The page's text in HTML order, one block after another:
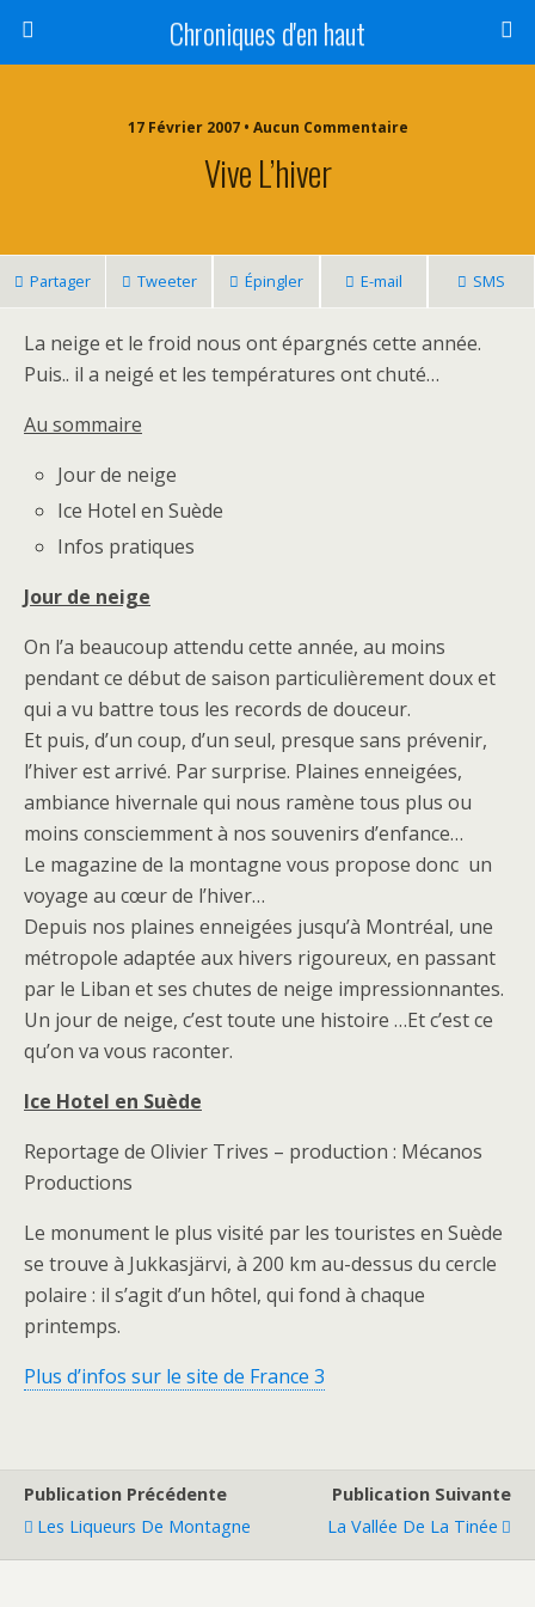
Chroniques d'en haut
17 Février 2007 • Aucun Commentaire
Vive L’hiver
Partager Tweeter Épingler E-mail SMS
La neige et le froid nous ont épargnés cette année.
Puis.. il a neigé et les températures ont chuté…
Au sommaire
Jour de neige
Ice Hotel en Suède
Infos pratiques
Jour de neige
On l’a beaucoup attendu cette année, au moins
pendant ce début de saison particulièrement doux et
qui a vu battre tous les records de douceur.
Et puis, d’un coup, d’un seul, presque sans prévenir,
l’hiver est arrivé. Par surprise. Plaines enneigées,
ambiance hivernale qui nous ramène tous plus ou
moins consciemment à nos souvenirs d’enfance…
Le magazine de la montagne vous propose donc un
voyage au cœur de l’hiver…
Depuis nos plaines enneigées jusqu’à Montréal, une
métropole adaptée aux hivers rigoureux, en passant
par le Liban et ses chutes de neige impressionnantes.
Un jour de neige, c’est toute une histoire …Et c’est ce
qu’on va vous raconter.
Ice Hotel en Suède
Reportage de Olivier Trives – production : Mécanos
Productions
Le monument le plus visité par les touristes en Suède
se trouve à Jukkasjärvi, à 200 km au-dessus du cercle
polaire : il s’agit d’un hôtel, qui fond à chaque
printemps.
Plus d’infos sur le site de France 3
Publication Précédente
Les Liqueurs De Montagne
Publication Suivante
La Vallée De La Tinée